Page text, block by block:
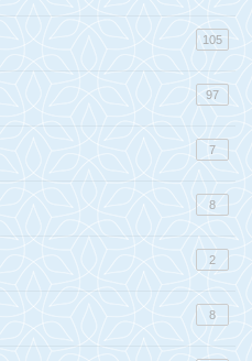
105
97
7
8
2
8